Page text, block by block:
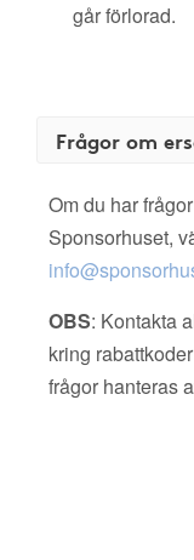
går förlorad.
Frågor om
Om du har
Sponsorhuset,
OBS: Kontakta
kring
frågor hanteras